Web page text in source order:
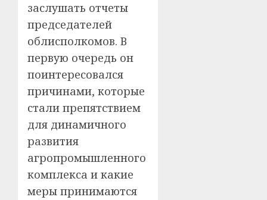
заслушать отчеты
председателей
облисполкомов. В
первую очередь он
поинтересовался
причинами, которые
стали препятствием
для динамичного
развития
агропромышленного
комплекса и какие
меры принимаются